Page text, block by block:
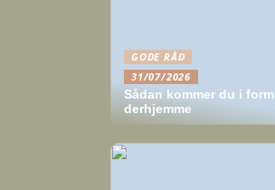
GODE RÅD
31/07/2026
Sådan kommer du i form
derhjemme